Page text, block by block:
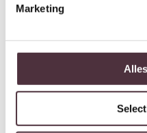
Interessant voor jou